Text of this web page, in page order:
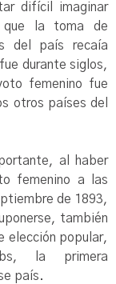
difícil imaginar
que la toma de
del país recaía
durante siglos,
femenino fue
otros países del
al haber
femenino a las
de 1893,
también
elección popular,
la primera
país.